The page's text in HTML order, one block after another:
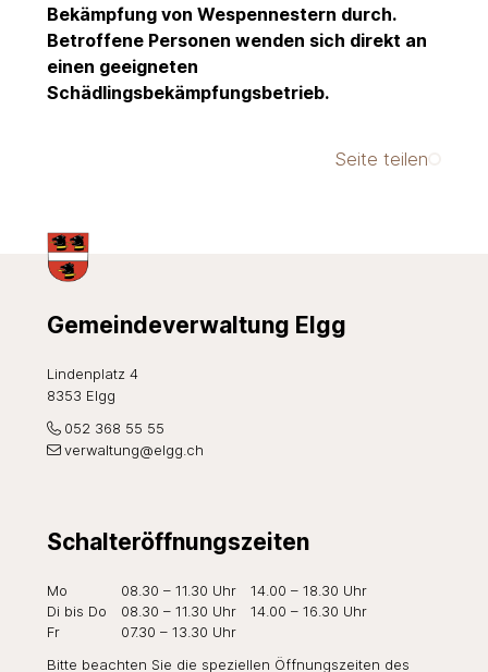
Bekämpfung von Wespennestern durch.
Betroffene Personen wenden sich direkt an
einen geeigneten
Schädlingsbekämpfungsbetrieb.
Seite teilen
Footer
Gemeindeverwaltung Elgg
Lindenplatz 4
8353 Elgg
052 368 55 55
verwaltung@elgg.ch
Schalteröffnungszeiten
Wochentag Öffnungszeiten Vormittag Öffnungszeiten
Mo 08.30 – 11.30 Uhr
14.00 – 18.30 Uhr
Di bis Do 08.30 – 11.30 Uhr
14.00 – 16.30 Uhr
Fr
07.30 – 13.30 Uhr
Bitte beachten Sie die speziellen Öffnungszeiten des